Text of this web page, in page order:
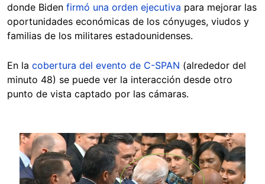
donde Biden firmó una orden ejecutiva para mejorar las
oportunidades económicas de los cónyuges, viudos y
familias de los militares estadounidenses.
En la cobertura del evento de C-SPAN (alrededor del
minuto 48) se puede ver la interacción desde otro
punto de vista captado por las cámaras.
Image